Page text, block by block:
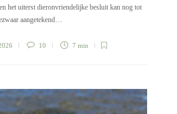
het uiterst dieronvriendelijke besluit kan nog tot
aangetekend…
10 7 min